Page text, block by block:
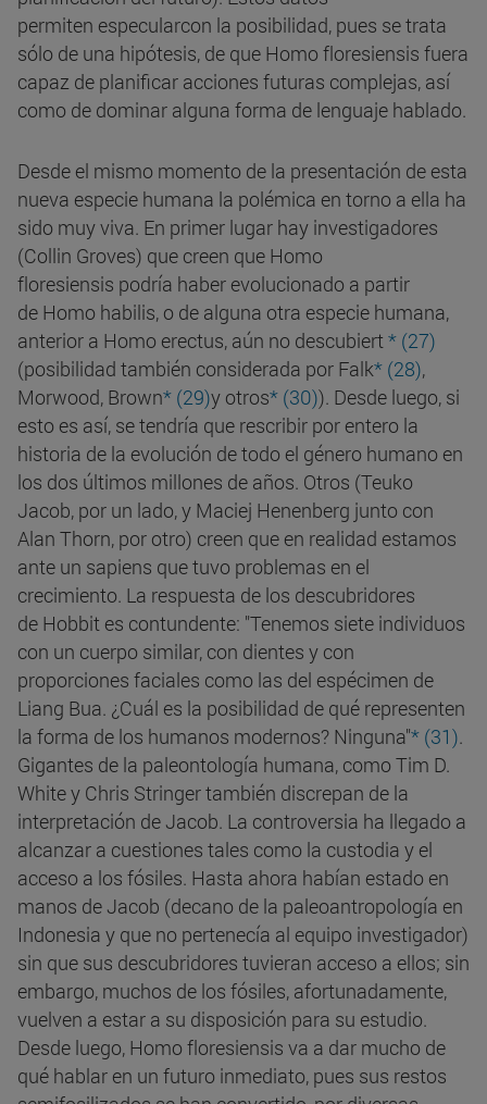
permiten especularcon la posibilidad, pues se trata
sólo de una hipótesis, de que Homo floresiensis fuera
capaz de planificar acciones futuras complejas, así
como de dominar alguna forma de lenguaje hablado.
Desde el mismo momento de la presentación de esta
nueva especie humana la polémica en torno a ella ha
sido muy viva. En primer lugar hay investigadores
(Collin Groves) que creen que Homo
floresiensis podría haber evolucionado a partir
de Homo habilis, o de alguna otra especie humana,
anterior a Homo erectus, aún no descubiert* (27)
(posibilidad también considerada por Falk* (28),
Morwood, Brown* (29)y otros* (30)). Desde luego, si
esto es así, se tendría que rescribir por entero la
historia de la evolución de todo el género humano en
los dos últimos millones de años. Otros (Teuko
Jacob, por un lado, y Maciej Henenberg junto con
Alan Thorn, por otro) creen que en realidad estamos
ante un sapiens que tuvo problemas en el
crecimiento. La respuesta de los descubridores
de Hobbit es contundente: "Tenemos siete individuos
con un cuerpo similar, con dientes y con
proporciones faciales como las del espécimen de
Liang Bua. ¿Cuál es la posibilidad de qué representen
la forma de los humanos modernos? Ninguna"* (31).
Gigantes de la paleontología humana, como Tim D.
White y Chris Stringer también discrepan de la
interpretación de Jacob. La controversia ha llegado a
alcanzar a cuestiones tales como la custodia y el
acceso a los fósiles. Hasta ahora habían estado en
manos de Jacob (decano de la paleoantropología en
Indonesia y que no pertenecía al equipo investigador)
sin que sus descubridores tuvieran acceso a ellos; sin
embargo, muchos de los fósiles, afortunadamente,
vuelven a estar a su disposición para su estudio.
Desde luego, Homo floresiensis va a dar mucho de
qué hablar en un futuro inmediato, pues sus restos